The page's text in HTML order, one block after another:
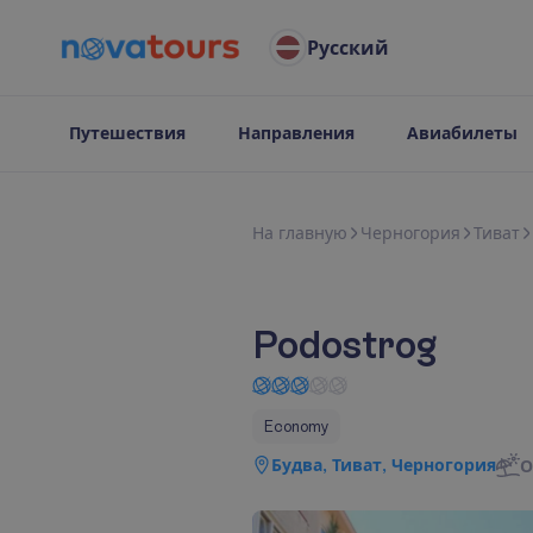
Русский
Путешествия Направления Авиабилеты
На главную Черногория Тиват
Podostrog
Economy
Будва, Тиват, Черногория